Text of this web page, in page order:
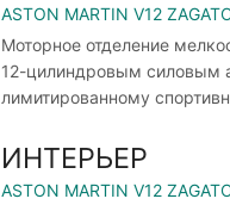
ASTON MARTIN V12
Моторное отделение
12-цилиндровым силовым
лимитированному
ИНТЕРЬЕР
ASTON MARTIN V12